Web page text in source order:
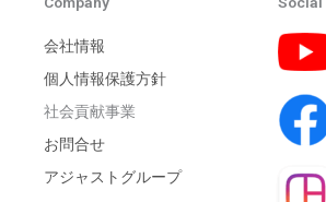
会社情報
個人情報保護方針
社会貢献事業
お問合せ
アジャストグループ